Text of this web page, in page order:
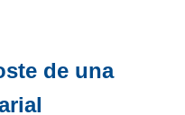
de una